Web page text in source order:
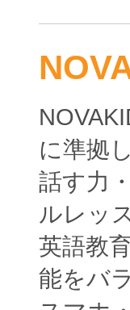
に準拠
話す力
ルレッ
英語教
能をバ